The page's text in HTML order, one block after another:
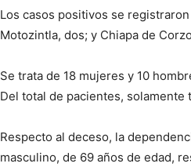
Los casos positivos se
Motozintla, dos; y Chiapa de
Se trata de 18 mujeres y 10
Del total de pacientes,
Respecto al deceso, la
masculino, de 69 años de edad,